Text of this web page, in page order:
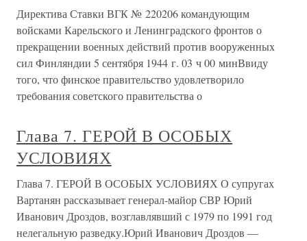
Директива Ставки ВГК № 220206 командующим
войсками Карельского и Ленинградского фронтов о
прекращении военных действий против вооруженных
сил Финляндии 5 сентября 1944 г. 03 ч 00 минВвиду
того, что финское правительство удовлетворило
требования советского правительства о
Глава 7. ГЕРОЙ В ОСОБЫХ
УСЛОВИЯХ
Глава 7. ГЕРОЙ В ОСОБЫХ УСЛОВИЯХ О супругах
Вартанян рассказывает генерал-майор СВР Юрий
Иванович Дроздов, возглавлявший с 1979 по 1991 год
нелегальную разведку.Юрий Иванович Дроздов —